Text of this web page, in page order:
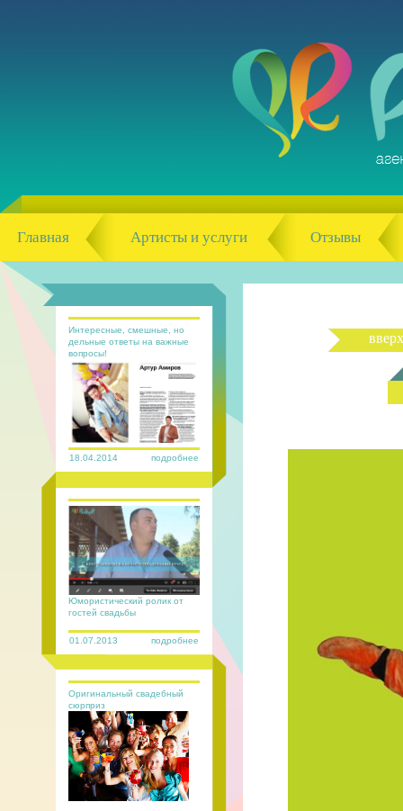
Главная Артисты и услуги Отзывы
18.04.2014 подробнее
Интересные, смешные, но
дельные ответы на важные
вопросы!
01.07.2013 подробнее
Юмористический ролик от
гостей свадьбы
Оригинальный свадебный
сюрприз
вверх